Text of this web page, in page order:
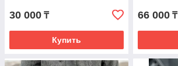
30 000 ₸
Купить
66 000 ₸